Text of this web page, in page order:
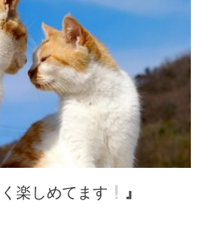
楽しめてます 』